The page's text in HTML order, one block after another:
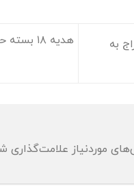
به
هدیه
موردنیاز علامت‌گذاری